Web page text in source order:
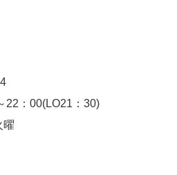
：00(LO21：30)
曜